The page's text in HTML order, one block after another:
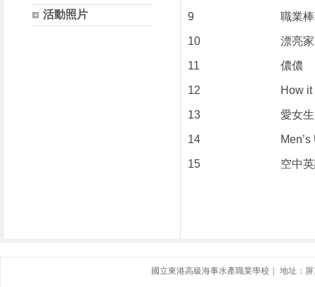
活動照片
9 職業
10 漂亮
11 儂儂
12 How
13 愛女生
14
15 空中
國立東港高級海事水產職業學校｜ 地址：